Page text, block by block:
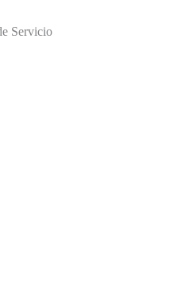
Servicio